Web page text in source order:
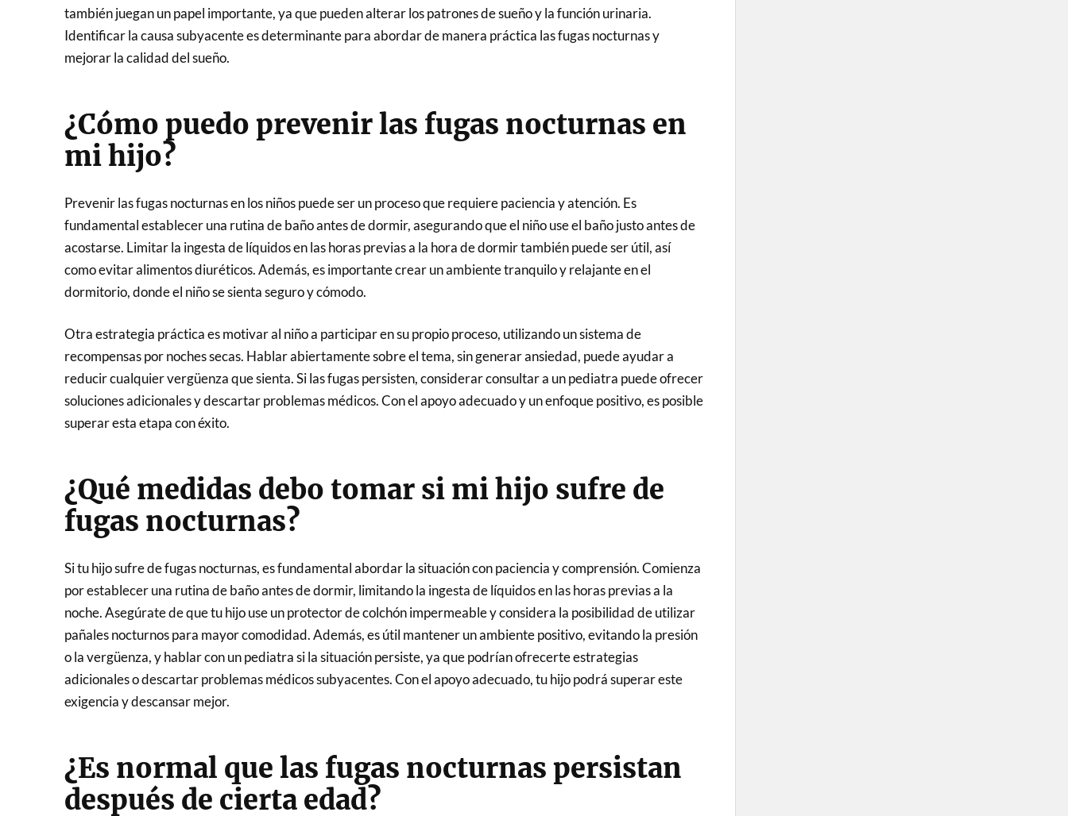
también juegan un papel importante, ya que pueden alterar los patrones de sueño y la función urinaria.
Identificar la causa subyacente es determinante para abordar de manera práctica las fugas nocturnas y
mejorar la calidad del sueño.
¿Cómo puedo prevenir las fugas nocturnas en
mi hijo?
Prevenir las fugas nocturnas en los niños puede ser un proceso que requiere paciencia y atención. Es
fundamental establecer una rutina de baño antes de dormir, asegurando que el niño use el baño justo antes de
acostarse. Limitar la ingesta de líquidos en las horas previas a la hora de dormir también puede ser útil, así
como evitar alimentos diuréticos. Además, es importante crear un ambiente tranquilo y relajante en el
dormitorio, donde el niño se sienta seguro y cómodo.
Otra estrategia práctica es motivar al niño a participar en su propio proceso, utilizando un sistema de
recompensas por noches secas. Hablar abiertamente sobre el tema, sin generar ansiedad, puede ayudar a
reducir cualquier vergüenza que sienta. Si las fugas persisten, considerar consultar a un pediatra puede ofrecer
soluciones adicionales y descartar problemas médicos. Con el apoyo adecuado y un enfoque positivo, es posible
superar esta etapa con éxito.
¿Qué medidas debo tomar si mi hijo sufre de
fugas nocturnas?
Si tu hijo sufre de fugas nocturnas, es fundamental abordar la situación con paciencia y comprensión. Comienza
por establecer una rutina de baño antes de dormir, limitando la ingesta de líquidos en las horas previas a la
noche. Asegúrate de que tu hijo use un protector de colchón impermeable y considera la posibilidad de utilizar
pañales nocturnos para mayor comodidad. Además, es útil mantener un ambiente positivo, evitando la presión
o la vergüenza, y hablar con un pediatra si la situación persiste, ya que podrían ofrecerte estrategias
adicionales o descartar problemas médicos subyacentes. Con el apoyo adecuado, tu hijo podrá superar este
exigencia y descansar mejor.
¿Es normal que las fugas nocturnas persistan
después de cierta edad?